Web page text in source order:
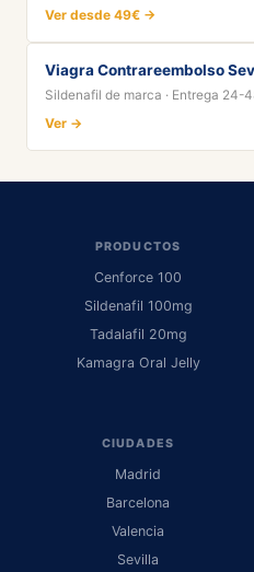
Ver desde 49€ →
Viagra Contrareembolso
Sildenafil de marca · Entrega 24-
Ver →
PRODUCTOS
Cenforce 100
Sildenafil 100mg
Tadalafil 20mg
Kamagra Oral Jelly
CIUDADES
Madrid
Barcelona
Valencia
Sevilla